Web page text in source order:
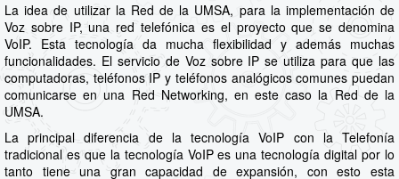
La idea de utilizar la Red de la UMSA, para la implementación de
Voz sobre IP, una red telefónica es el proyecto que se denomina
VoIP. Esta tecnología da mucha flexibilidad y además muchas
funcionalidades. El servicio de Voz sobre IP se utiliza para que las
computadoras, teléfonos IP y teléfonos analógicos comunes puedan
comunicarse en una Red Networking, en este caso la Red de la
UMSA.
La principal diferencia de la tecnología VoIP con la Telefonía
tradicional es que la tecnología VoIP es una tecnología digital por lo
tanto tiene una gran capacidad de expansión, con esto esta